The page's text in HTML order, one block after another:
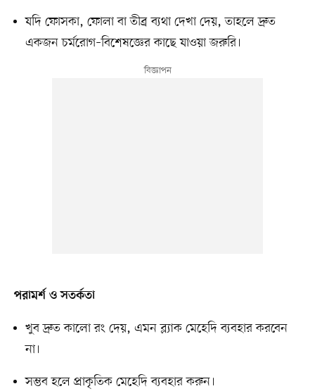
যদি ফোসকা, ফোলা বা তীব্র ব্যথা দেখা দেয়, তাহলে দ্রুত
একজন চর্মরোগ–বিশেষজ্ঞের কাছে যাওয়া জরুরি।
পরামর্শ ও সতর্কতা
খুব দ্রুত কালো রং দেয়, এমন ব্ল্যাক মেহেদি ব্যবহার করবেন
না।
সম্ভব হলে প্রাকৃতিক মেহেদি ব্যবহার করুন।